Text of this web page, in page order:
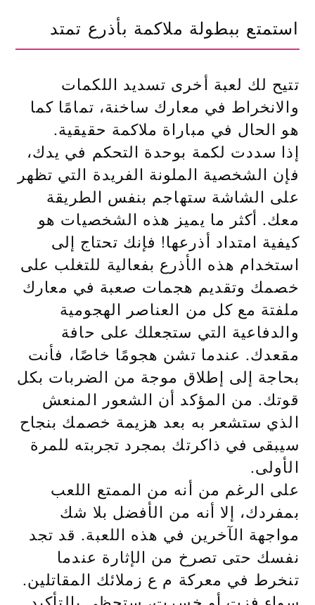
استمتع ببطولة ملاكمة بأذرع تمتد
تتيح لك لعبة أخرى تسديد اللكمات
والانخراط في معارك ساخنة، تمامًا كما
هو الحال في مباراة ملاكمة حقيقية.
إذا سددت لكمة بوحدة التحكم في يدك،
فإن الشخصية الملونة الفريدة التي تظهر
على الشاشة ستهاجم بنفس الطريقة
معك. أكثر ما يميز هذه الشخصيات هو
كيفية امتداد أذرعها! فإنك تحتاج إلى
استخدام هذه الأذرع بفعالية للتغلب على
خصمك وتقديم هجمات صعبة في معارك
ملفتة مع كل من العناصر الهجومية
والدفاعية التي ستجعلك على حافة
مقعدك. عندما تشن هجومًا خاصًا، فأنت
بحاجة إلى إطلاق موجة من الضربات بكل
قوتك. من المؤكد أن الشعور المنعش
الذي ستشعر به بعد هزيمة خصمك بنجاح
سيبقى في ذاكرتك بمجرد تجربته للمرة
الأولى.
على الرغم من أنه من الممتع اللعب
بمفردك، إلا أنه من الأفضل بلا شك
مواجهة الآخرين في هذه اللعبة. قد تجد
نفسك حتى تصرخ من الإثارة عندما
تنخرط في معركة م ع زملائك المقاتلين.